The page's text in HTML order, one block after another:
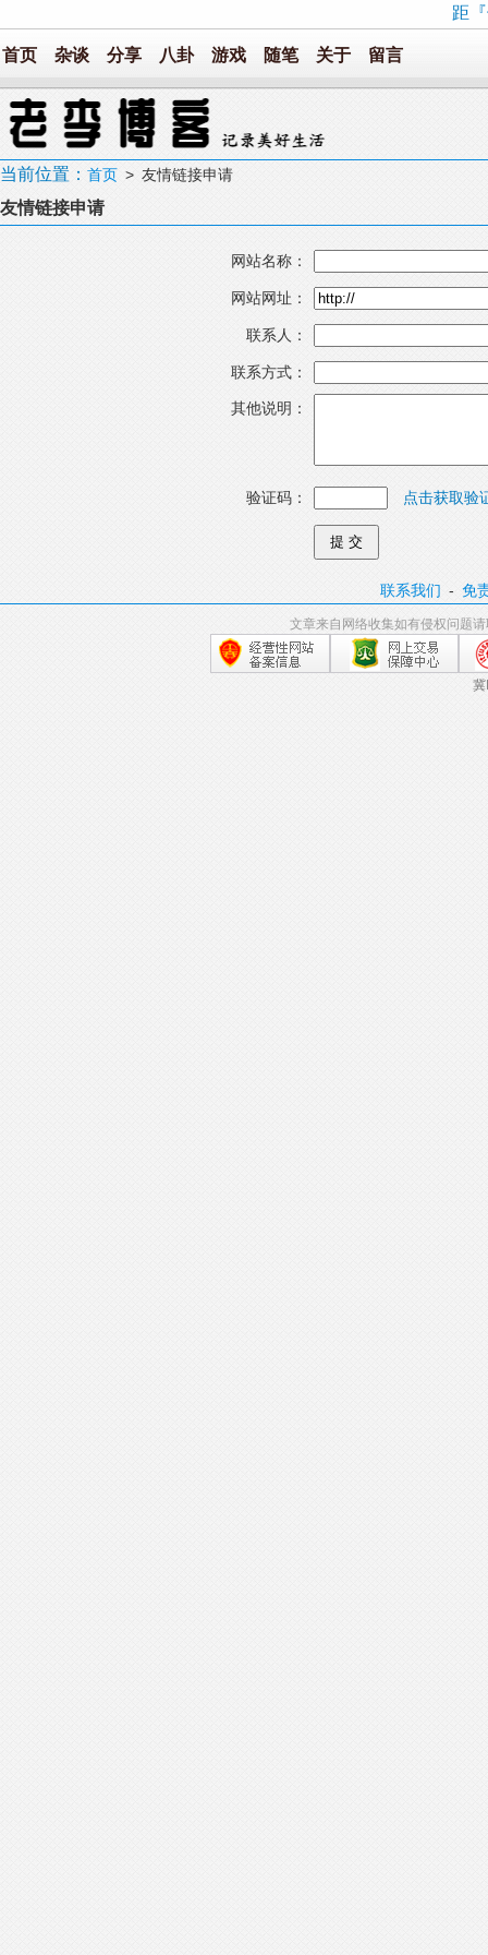
距
首页 杂谈 分享 八卦 游戏 随笔 关于 留言
当前位置： 首页 > 友情链接申请
友情链接申请
网站名称：
网站网址：
联系人：
联系方式：
其他说明：
验证码： 点击获取验
联系我们 -免
文章来自网络收集如有侵权问题